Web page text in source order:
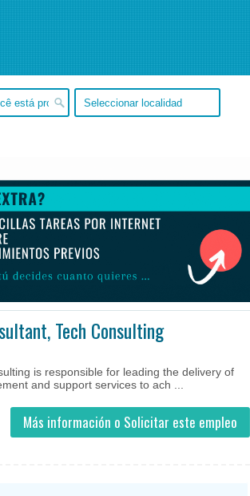
Tech Consulting
is responsible for leading the delivery of
and support services to ach ...
Más información o Solicitar este empleo